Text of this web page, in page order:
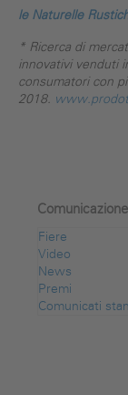
le Naturelle
* Ricerca di
innovativi venduti
consumatori con
2018.
Comunicazione
Fiere
Video
News
Premi
Comunicati